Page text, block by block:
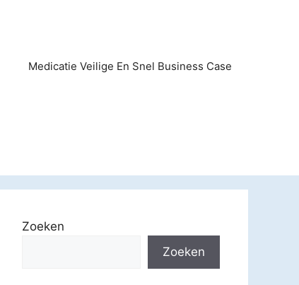
Medicatie Veilige En Snel Business Case
Zoeken
Zoeken